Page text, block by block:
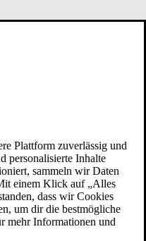
Plattform zuverlässig und
personalisierte Inhalte
sammeln wir Daten
einem Klick auf „Alles
dass wir Cookies
um dir die bestmögliche
mehr Informationen und